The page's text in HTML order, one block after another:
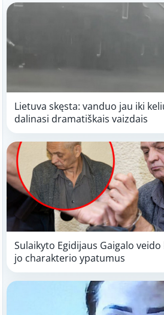
Lietuva skęsta: vanduo jau iki
dalinasi dramatiškais vaizdais
Sulaikyto Egidijaus Gaigalo
jo charakterio ypatumus